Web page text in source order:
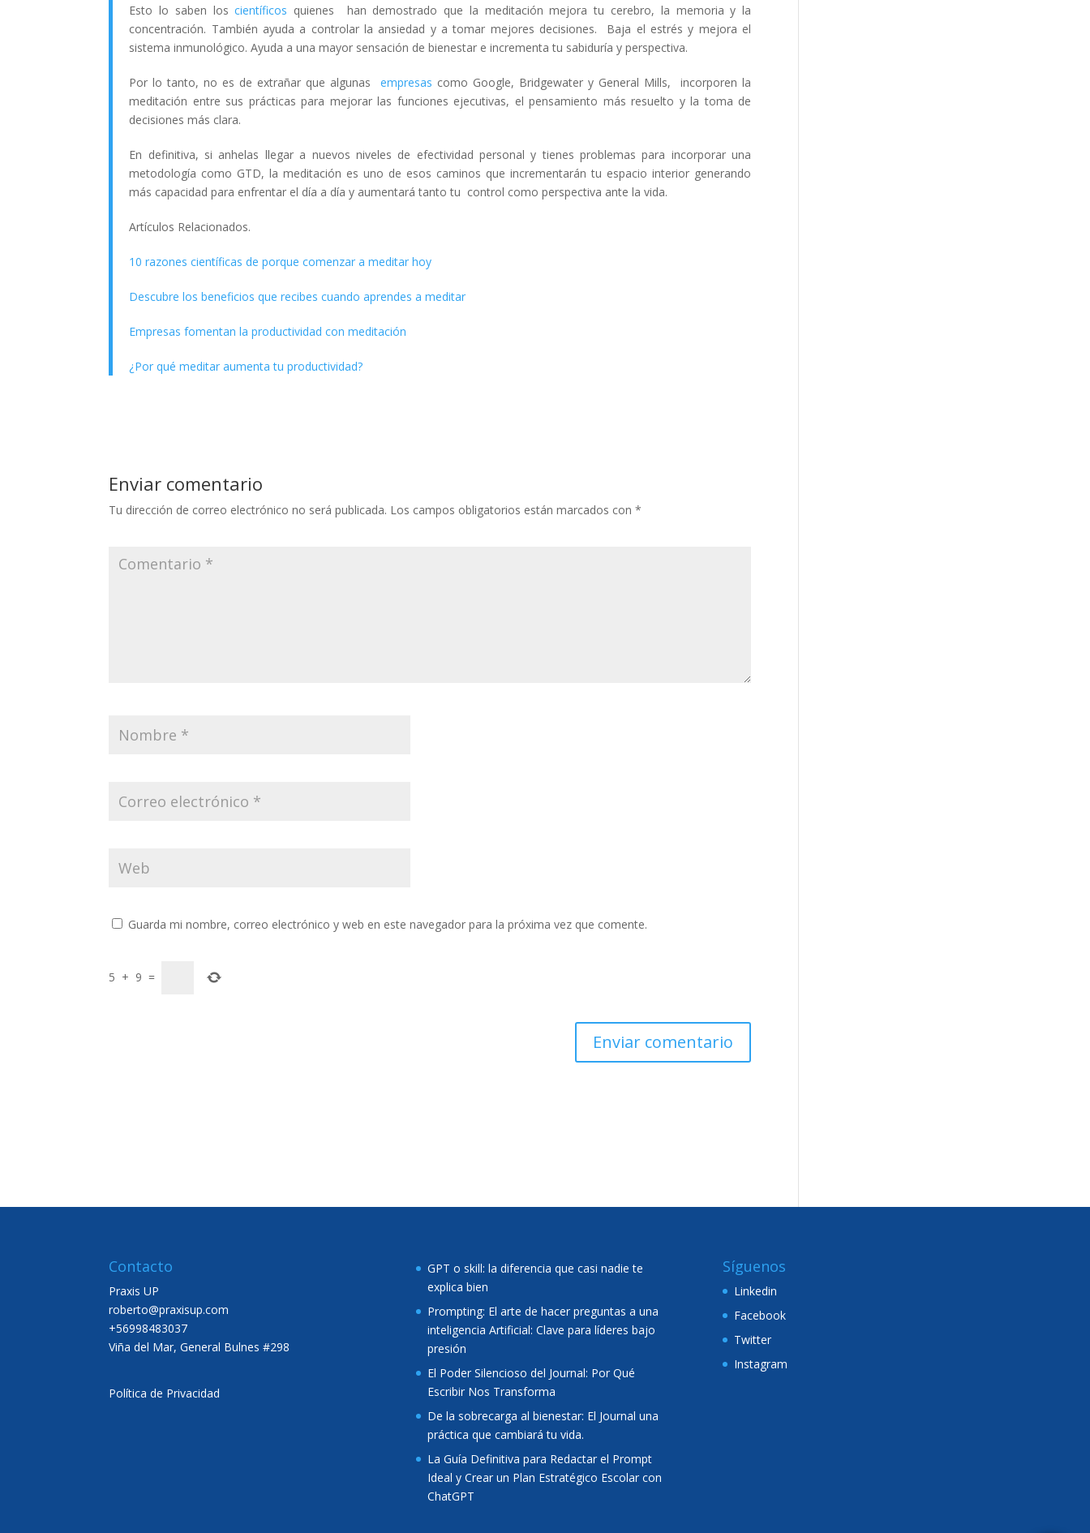
Esto lo saben loscientíficos quienes han demostrado que la meditación mejora tu cerebro, la memoria y la
concentración. También ayuda a controlar la ansiedad y a tomar mejores decisiones. Baja el estrés y mejora el
sistema inmunológico. Ayuda a una mayor sensación de bienestar e incrementa tu sabiduría y perspectiva.
Por lo tanto, no es de extrañar que algunasempresas como Google, Bridgewater y General Mills, incorporen la
meditación entre sus prácticas para mejorar las funciones ejecutivas, el pensamiento más resuelto y la toma de
decisiones más clara.
En definitiva, si anhelas llegar a nuevos niveles de efectividad personal y tienes problemas para incorporar una
metodología como GTD, la meditación es uno de esos caminos que incrementarán tu espacio interior generando
más capacidad para enfrentar el día a día y aumentará tanto tu control como perspectiva ante la vida.
Artículos Relacionados.
10 razones científicas de porque comenzar a meditar hoy
Descubre los beneficios que recibes cuando aprendes a meditar
Empresas fomentan la productividad con meditación
¿Por qué meditar aumenta tu productividad?
Enviar comentario
Tu dirección de correo electrónico no será publicada. Los campos obligatorios están marcados con*
Guarda mi nombre, correo electrónico y web en este navegador para la próxima vez que comente.
5 + 9 =
Contacto
Praxis UP
roberto@praxisup.com
+56998483037
Viña del Mar, General Bulnes #298
Política de Privacidad
GPT o skill: la diferencia que casi nadie te
explica bien
Prompting: El arte de hacer preguntas a una
inteligencia Artificial: Clave para líderes bajo
presión
El Poder Silencioso del Journal: Por Qué
Escribir Nos Transforma
De la sobrecarga al bienestar: El Journal una
práctica que cambiará tu vida.
La Guía Definitiva para Redactar el Prompt
Ideal y Crear un Plan Estratégico Escolar con
ChatGPT
Síguenos
Linkedin
Facebook
Twitter
Instagram